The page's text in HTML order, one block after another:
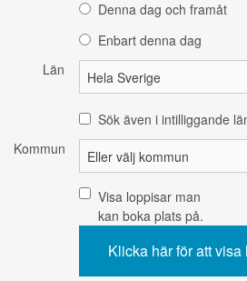
Denna dag och framåt
Enbart denna dag
Län
Sök även i intilliggande
Kommun
Visa loppisar man
kan boka plats på.